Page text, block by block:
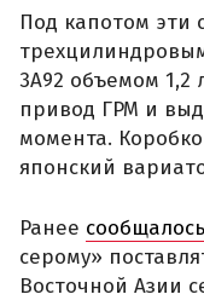
Под капотом эти
3A92 объемом
привод ГРМ и
момента.
японский
Ранее сообщалось
серому»
Восточной Азии